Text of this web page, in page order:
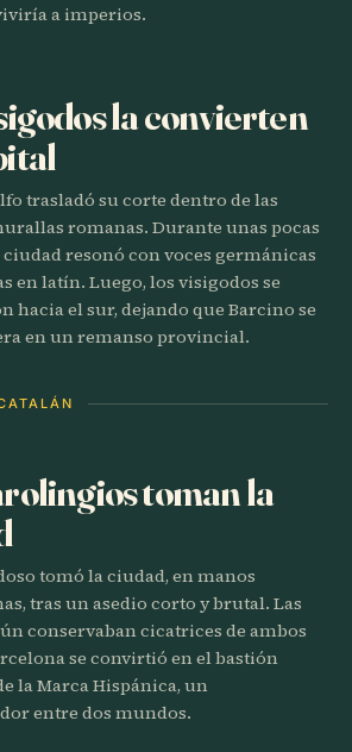
a imperios.
la convierten
trasladó su corte dentro de las
romanas. Durante unas pocas
ciudad resonó con voces germánicas
en latín. Luego, los visigodos se
hacia el sur, dejando que Barcino se
en un remanso provincial.
toman la
tomó la ciudad, en manos
tras un asedio corto y brutal. Las
conservaban cicatrices de ambos
se convirtió en el bastión
la Marca Hispánica, un
entre dos mundos.